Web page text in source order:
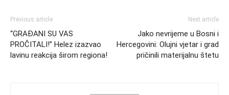
Previous article
“GRAĐANI SU VAS
PROČITALI!” Helez izazvao
lavinu reakcija širom regiona!
Next article
Јako nevrijeme u Bosni i
Hercegovini: Olujni vjetar i grad
pričinili materijalnu štetu